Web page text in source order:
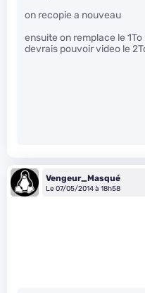
on recopie a nouveau
ensuite on remplace le
devrais pouvoir video le
Vengeur_Masqué
Le 07/05/2014 à 18h58